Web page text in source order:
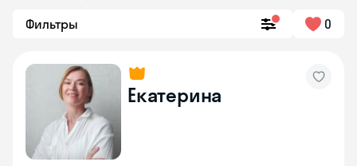
Фильтры 0
Екатерина